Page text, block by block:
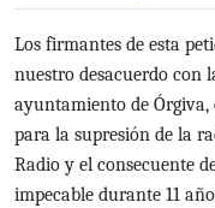
Los firmantes de esta
nuestro desacuerdo con
ayuntamiento de Órgiva,
para la supresión de la
Radio y el consecuente
impecable durante 11